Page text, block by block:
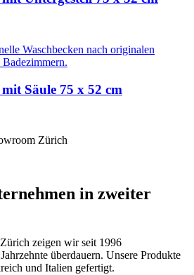
Säule 75 x 52 cm
in zweiter
zeigen wir seit 1996
überdauern. Unsere Produkte
und Italien gefertigt.